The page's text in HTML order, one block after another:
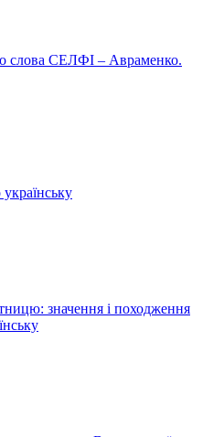
слова СЕЛФІ – Авраменко.
значення і походження